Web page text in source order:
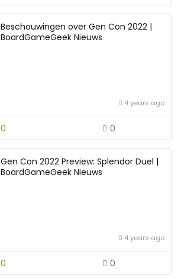
Beschouwingen over Gen Con 2022 |
BoardGameGeek Nieuws
4 years ago
0 0
Gen Con 2022 Preview: Splendor Duel |
BoardGameGeek Nieuws
4 years ago
0 0